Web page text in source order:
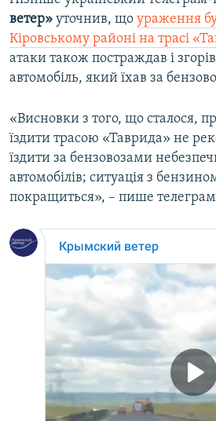
ветер» уточнив, що ураження
Кіровському районі на трасі
атаки також постраждав і
автомобіль, який їхав за
«Висновки з того, що сталося,
їздити трасою «Таврида» не
їздити за бензовозами
автомобілів; ситуація з
покращиться», – пише